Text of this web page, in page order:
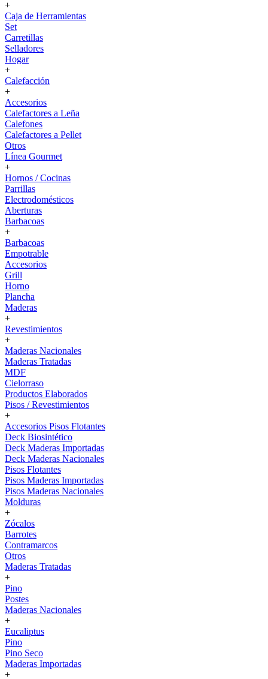
+
Caja de Herramientas
Set
Carretillas
Selladores
Hogar
+
Calefacción
+
Accesorios
Calefactores a Leña
Calefones
Calefactores a Pellet
Otros
Línea Gourmet
+
Hornos / Cocinas
Parrillas
Electrodomésticos
Aberturas
Barbacoas
+
Barbacoas
Empotrable
Accesorios
Grill
Horno
Plancha
Maderas
+
Revestimientos
+
Maderas Nacionales
Maderas Tratadas
MDF
Cielorraso
Productos Elaborados
Pisos / Revestimientos
+
Accesorios Pisos Flotantes
Deck Biosintético
Deck Maderas Importadas
Deck Maderas Nacionales
Pisos Flotantes
Pisos Maderas Importadas
Pisos Maderas Nacionales
Molduras
+
Zócalos
Barrotes
Contramarcos
Otros
Maderas Tratadas
+
Pino
Postes
Maderas Nacionales
+
Eucaliptus
Pino
Pino Seco
Maderas Importadas
+